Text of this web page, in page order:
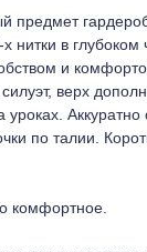
предмет
нитки в глубоком
и
верх
по талии.
комфортное.